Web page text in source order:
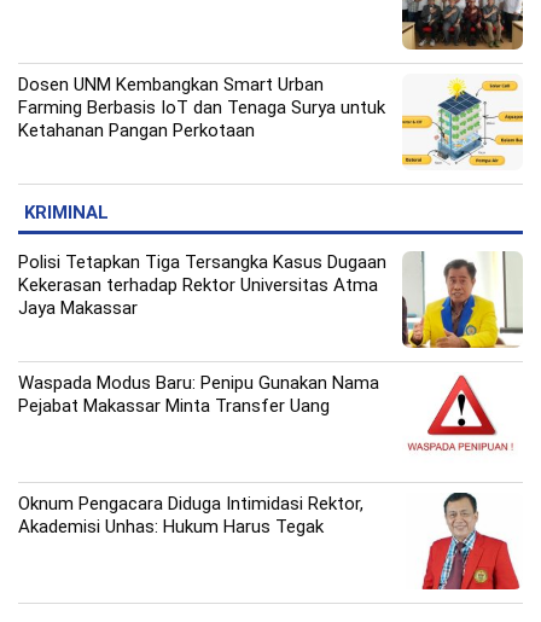
Dosen UNM Kembangkan Smart Urban
Farming Berbasis IoT dan Tenaga Surya untuk
Ketahanan Pangan Perkotaan
KRIMINAL
Polisi Tetapkan Tiga Tersangka Kasus Dugaan
Kekerasan terhadap Rektor Universitas Atma
Jaya Makassar
Waspada Modus Baru: Penipu Gunakan Nama
Pejabat Makassar Minta Transfer Uang
Oknum Pengacara Diduga Intimidasi Rektor,
Akademisi Unhas: Hukum Harus Tegak